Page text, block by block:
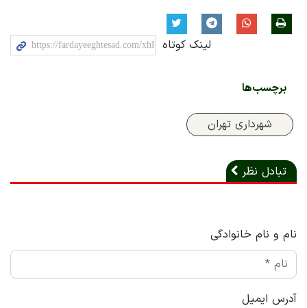
لینک کوتاه
برچسب‌ها
شهرداری تهران
تبادل نظر
نام و نام خانوادگی
آدرس ایمیل